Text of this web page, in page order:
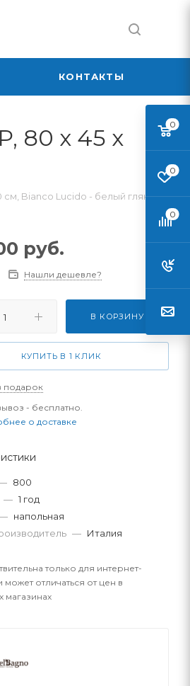
КОНТАКТЫ
80 х 45 х
см, Bianco Lucido - белый глянец
руб.
Нашли дешевле?
В КОРЗИНУ
КУПИТЬ В 1 КЛИК
подарок
- бесплатно.
о доставке
800
— 1 год
напольная
— Италия
только для интернет-
может отличаться от цен в
магазинах
0
0
0